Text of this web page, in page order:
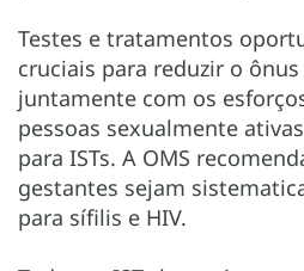
Testes e tratamentos
cruciais para reduzir o
juntamente com os
pessoas sexualmente
para ISTs. A OMS
gestantes sejam
para sífilis e HIV.